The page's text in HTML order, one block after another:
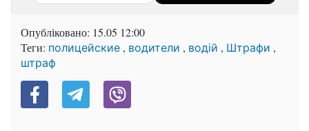
Опубліковано: 15.05 12:00
Теги: полицейские , водители , водій , Штрафи ,
штраф